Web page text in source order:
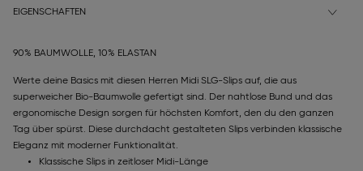
EIGENSCHAFTEN
90% BAUMWOLLE, 10% ELASTAN
Werte deine Basics mit diesen Herren Midi SLG-Slips auf, die aus
superweicher Bio-Baumwolle gefertigt sind. Der nahtlose Bund und das
ergonomische Design sorgen für höchsten Komfort, den du den ganzen
Tag über spürst. Diese durchdacht gestalteten Slips verbinden klassische
Eleganz mit moderner Funktionalität.
Klassische Slips in zeitloser Midi-Länge